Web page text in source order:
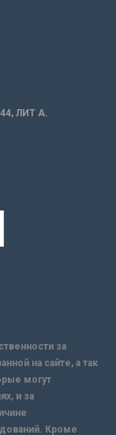
ЛИТ А.
за
на сайте, а так
могут
и за
Кроме